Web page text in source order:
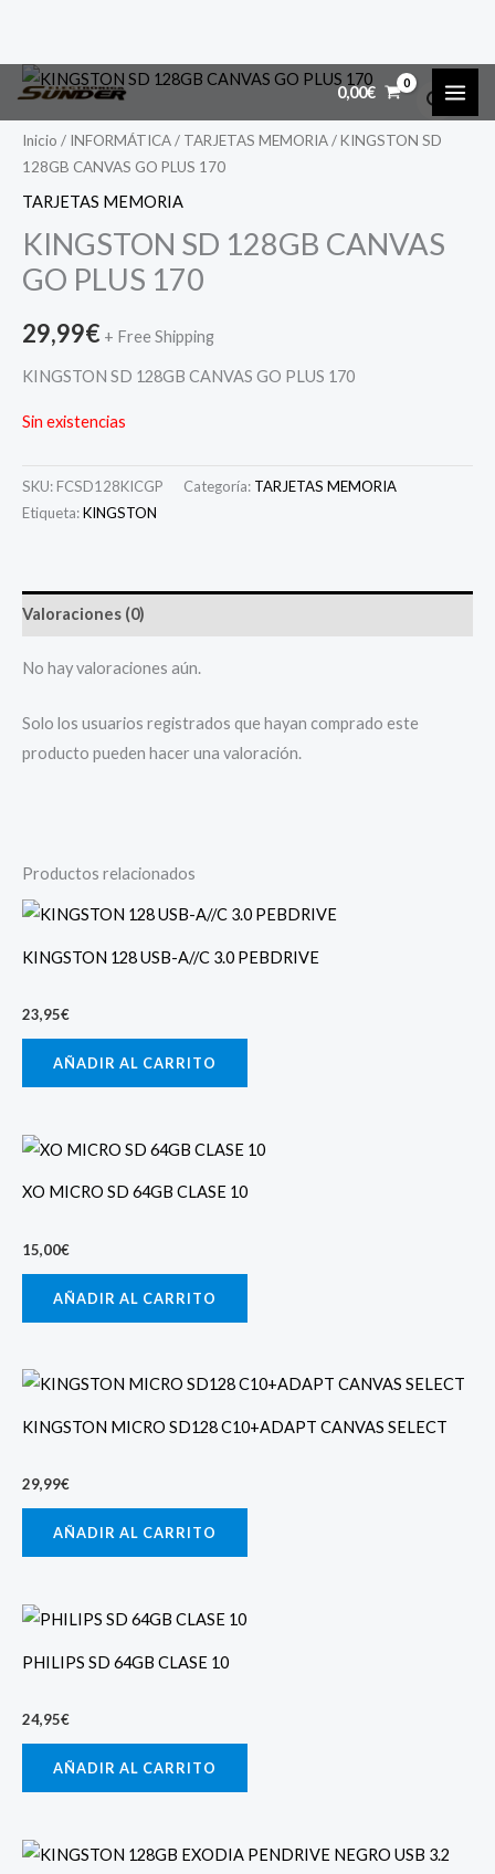
contenido
0,00€
Inicio / INFORMÁTICA/ TARJETAS MEMORIA/ KINGSTON SD
128GB CANVAS GO PLUS 170
TARJETAS MEMORIA
KINGSTON SD 128GB CANVAS
GO PLUS 170
29,99€ + Free Shipping
KINGSTON SD 128GB CANVAS GO PLUS 170
Sin existencias
SKU: FCSD128KICGP Categoría: TARJETAS MEMORIA
Etiqueta:KINGSTON
Valoraciones (0)
No hay valoraciones aún.
Solo los usuarios registrados que hayan comprado este
producto pueden hacer una valoración.
Productos relacionados
KINGSTON 128 USB-A//C 3.0 PEBDRIVE
23,95€
AÑADIR AL CARRITO
XO MICRO SD 64GB CLASE 10
15,00€
AÑADIR AL CARRITO
KINGSTON MICRO SD128 C10+ADAPT CANVAS SELECT
29,99€
AÑADIR AL CARRITO
PHILIPS SD 64GB CLASE 10
24,95€
AÑADIR AL CARRITO